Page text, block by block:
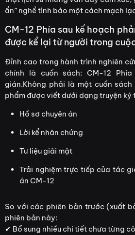
ẩn” nghề tình báo một cách mạch
CM-12 Phía sau kế hoạch
được kể lại từ người trong
Đỉnh cao trong hành trình nghiên
chính là cuốn sách: CM-12
gián.Không phải là một cuốn
phẩm được viết dưới dạng truyện ký
Hồ sơ chuyên án
Lời kể nhân chứng
Tư liệu giải mật
Trải nghiệm trực tiếp của tác
án CM-12
So với các phiên bản trước (xuất
phiên bản này:
✔ Bổ sung nhiều chi tiết chưa từng